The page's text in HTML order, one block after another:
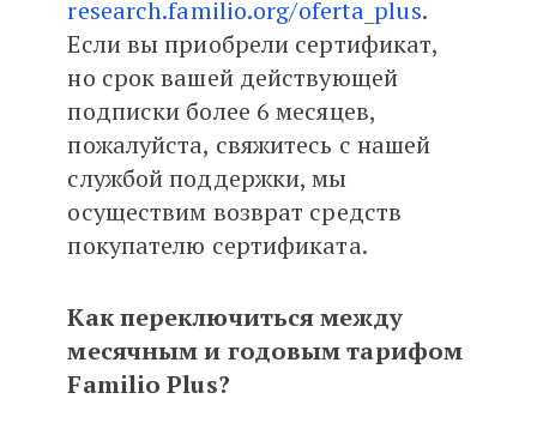
research.familio.org/oferta_plus.
Если вы приобрели сертификат,
но срок вашей действующей
подписки более 6 месяцев,
пожалуйста, свяжитесь с нашей
службой поддержки, мы
осуществим возврат средств
покупателю сертификата.
Как переключиться между
месячным и годовым тарифом
Familio Plus?